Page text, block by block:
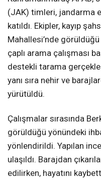
(JAK) timleri, jandarma
katıldı. Ekipler, kayıp
Mahallesi’nde
çaplı arama çalışması
destekli tarama
yanı sıra nehir ve
yürütüldü.
Çalışmalar sırasında
görüldüğü yönündeki
yönlendirildi. Yapılan
ulaşıldı. Barajdan
edilirken, hayatını